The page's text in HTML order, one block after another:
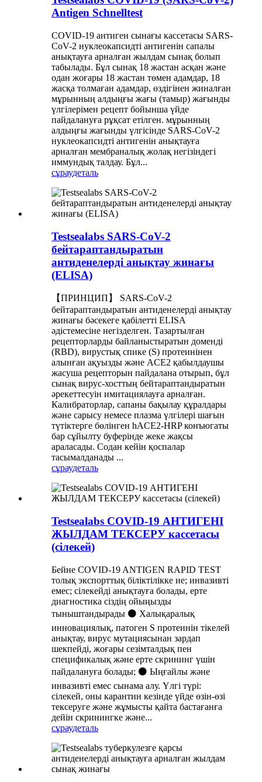
Antigen Schnelltest
COVID-19 антиген сынағы кассетасы SARS-
CoV-2 нуклеокапсидті антигенін сапалы
анықтауға арналған жылдам сынақ болып
табылады. Бұл сынақ 18 жастан асқан және
одан жоғары 18 жастан төмен адамдар, 18
жасқа толмаған адамдар, өздігінен жиналған
мұрынның алдыңғы жағы (тамыр) жағынды
үлгілерімен рецепт бойынша үйде
пайдалануға рұқсат етілген. мұрынның
алдыңғы жағынды үлгісінде SARS-CoV-2
нуклеокапсидті антигенін анықтауға
арналған мембраналық жолақ негізіндегі
иммундық талдау. Бұл...
сұраудеталь
Testsealabs SARS-CoV-2
бейтараптандыратын
антиденелерді анықтау жинағы
(ELISA)
【ПРИНЦИП】 SARS-CoV-2
бейтараптандыратын антиденелерді анықтау
жинағы бәсекеге қабілетті ELISA
әдістемесіне негізделген. Тазартылған
рецепторларды байланыстыратын доменді
(RBD), вирустық спике (S) протеинінен
алынған ақуызды және ACE2 қабылдаушы
жасуша рецепторын пайдалана отырып, бұл
сынақ вирус-хосттың бейтараптандыратын
әрекеттесуін имитациялауға арналған.
Калибраторлар, сапаны бақылау құралдары
және сарысу немесе плазма үлгілері шағын
түтіктерге бөлінген hACE2-HRP конъюгаты
бар сұйылту буферінде жеке жақсы
араласады. Содан кейін қоспалар
тасымалданады ...
сұраудеталь
Testsealabs COVID-19 АНТИГЕНІ
ЖЫЛДАМ ТЕКСЕРУ кассетасы
(сілекей)
Бейне COVID-19 ANTIGEN RAPID TEST
толық экспорттық біліктілікке ие; инвазивті
емес; сілекейді анықтауға болады, ерте
диагностика сіздің ойыңызды
тыныштандырады ⚫ Халықаралық
инновациялық, патоген S протеинін тікелей
анықтау, вирус мутациясынан зардап
шекпейді, жоғары сезімталдық пен
спецификалық және ерте скрининг үшін
пайдалануға болады; ⚫ Ыңғайлы және
инвазивті емес сынама алу. Үлгі түрі:
сілекей, оны карантин кезінде үйде өзін-өзі
тексеруге және жұмысты қайта бастағанға
дейін скринингке және...
сұраудеталь